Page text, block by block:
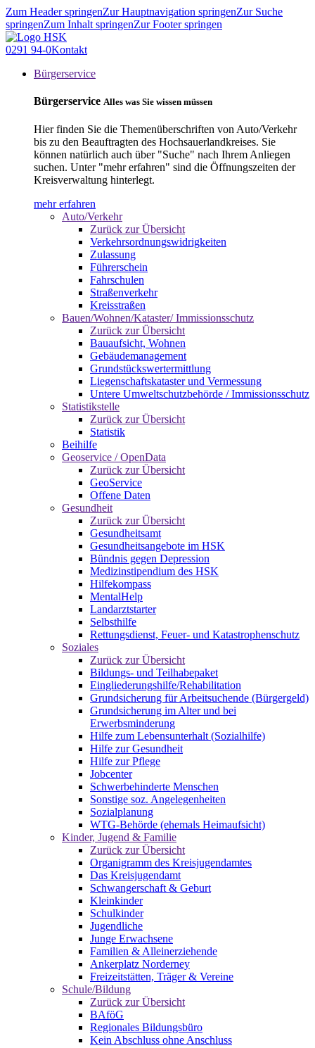
Zum Header springenZur Hauptnavigation springenZur Suche
springenZum Inhalt springenZur Footer springen
0291 94-0Kontakt
Bürgerservice
Bürgerservice Alles was Sie wissen müssen
Hier finden Sie die Themenüberschriften von Auto/Verkehr
bis zu den Beauftragten des Hochsauerlandkreises. Sie
können natürlich auch über "Suche" nach Ihrem Anliegen
suchen. Unter "mehr erfahren" sind die Öffnungszeiten der
Kreisverwaltung hinterlegt.
mehr erfahren
Auto/Verkehr
Zurück zur Übersicht
Verkehrsordnungswidrigkeiten
Zulassung
Führerschein
Fahrschulen
Straßenverkehr
Kreisstraßen
Bauen/Wohnen/Kataster/ Immissionsschutz
Zurück zur Übersicht
Bauaufsicht, Wohnen
Gebäudemanagement
Grundstückswertermittlung
Liegenschaftskataster und Vermessung
Untere Umweltschutzbehörde / Immissionsschutz
Statistikstelle
Zurück zur Übersicht
Statistik
Beihilfe
Geoservice / OpenData
Zurück zur Übersicht
GeoService
Offene Daten
Gesundheit
Zurück zur Übersicht
Gesundheitsamt
Gesundheitsangebote im HSK
Bündnis gegen Depression
Medizinstipendium des HSK
Hilfekompass
MentalHelp
Landarztstarter
Selbsthilfe
Rettungsdienst, Feuer- und Katastrophenschutz
Soziales
Zurück zur Übersicht
Bildungs- und Teilhabepaket
Eingliederungshilfe/Rehabilitation
Grundsicherung für Arbeitsuchende (Bürgergeld)
Grundsicherung im Alter und bei
Erwerbsminderung
Hilfe zum Lebensunterhalt (Sozialhilfe)
Hilfe zur Gesundheit
Hilfe zur Pflege
Jobcenter
Schwerbehinderte Menschen
Sonstige soz. Angelegenheiten
Sozialplanung
WTG-Behörde (ehemals Heimaufsicht)
Kinder, Jugend & Familie
Zurück zur Übersicht
Organigramm des Kreisjugendamtes
Das Kreisjugendamt
Schwangerschaft & Geburt
Kleinkinder
Schulkinder
Jugendliche
Junge Erwachsene
Familien & Alleinerziehende
Ankerplatz Norderney
Freizeitstätten, Träger & Vereine
Schule/Bildung
Zurück zur Übersicht
BAföG
Regionales Bildungsbüro
Kein Abschluss ohne Anschluss